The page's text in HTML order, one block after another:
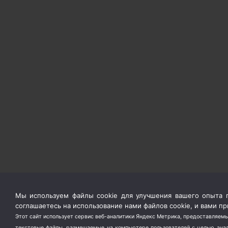
Мы используем файлы cookie для улучшения вашего опыта
соглашаетесь на использование нами файлов cookie, и вами
Этот сайт использует сервис веб-аналитики Яндекс Метрика,